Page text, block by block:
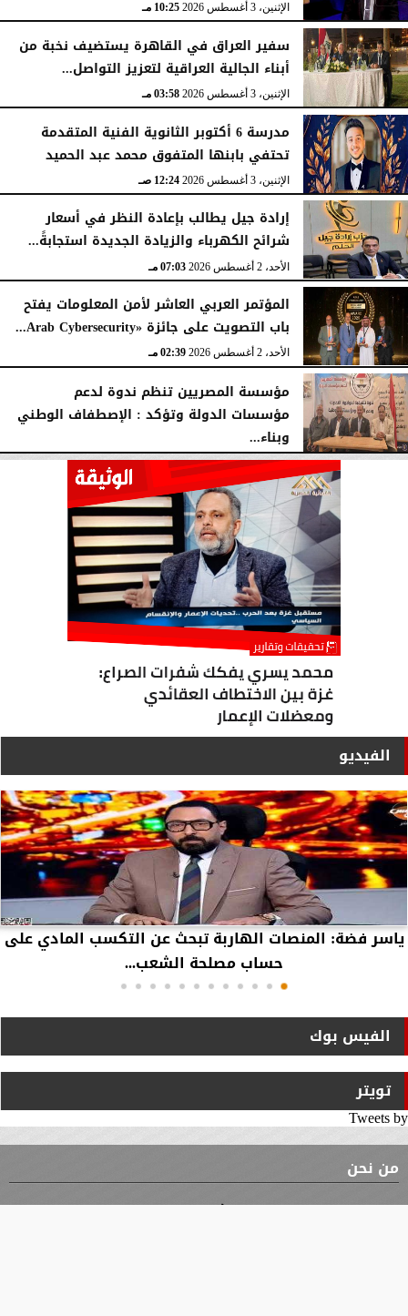
الإثنين، 3 أغسطس 2026 10:25 مـ
سفير العراق في القاهرة يستضيف نخبة من
أبناء الجالية العراقية لتعزيز التواصل...
الإثنين، 3 أغسطس 2026 03:58 مـ
مدرسة 6 أكتوبر الثانوية الفنية المتقدمة
تحتفي بابنها المتفوق محمد عبد الحميد
الإثنين، 3 أغسطس 2026 12:24 صـ
إرادة جيل يطالب بإعادة النظر في أسعار
شرائح الكهرباء والزيادة الجديدة استجابةً...
الأحد، 2 أغسطس 2026 07:03 مـ
المؤتمر العربي العاشر لأمن المعلومات يفتح
باب التصويت على جائزة «Arab Cybersecurity...
الأحد، 2 أغسطس 2026 02:39 مـ
مؤسسة المصريين تنظم ندوة لدعم
مؤسسات الدولة وتؤكد : الإصطفاف الوطني
وبناء...
الأحد، 2 أغسطس 2026 10:20 صـ
الفيديو
ياسر فضة: المنصات الهاربة تبحث عن التكسب المادي على
حساب مصلحة الشعب...
الفيس بوك
تويتر
Tweets by
من نحن